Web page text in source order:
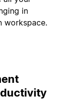
in
workspace.